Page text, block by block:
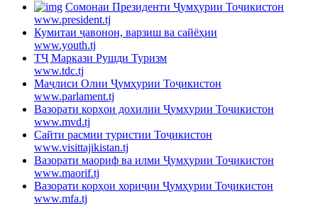
Cомонаи Президенти Ҷумҳурии Тоҷикистон
www.president.tj
Кумитаи ҷавонон, варзиш ва сайёҳии
www.youth.tj
ТҶ Маркази Рушди Туризм
www.tdc.tj
Маҷлиси Олии Ҷумҳурии Тоҷикистон
www.parlament.tj
Вазорати корҳои дохилии Ҷумҳурии Тоҷикистон
www.mvd.tj
Сайти расмии туристии Тоҷикистон
www.visittajikistan.tj
Вазорати маориф ва илми Ҷумҳурии Тоҷикистон
www.maorif.tj
Вазорати корҳои хориҷии Ҷумҳурии Тоҷикистон
www.mfa.tj